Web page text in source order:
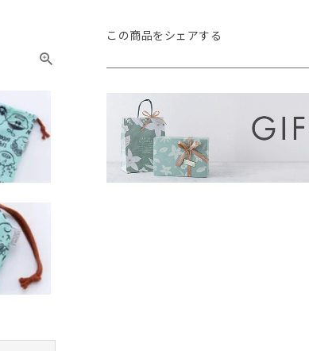
この商品をシェアする